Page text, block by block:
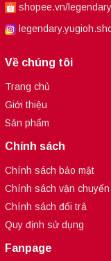
shopee.vn/
Về chúng tôi
Trang chủ
Giới thiệu
Sản phẩm
Chính sách
Chính sách bảo mật
Chính sách vận chuyển
Chính sách đổi trả
Quy định sử dụng
Fanpage